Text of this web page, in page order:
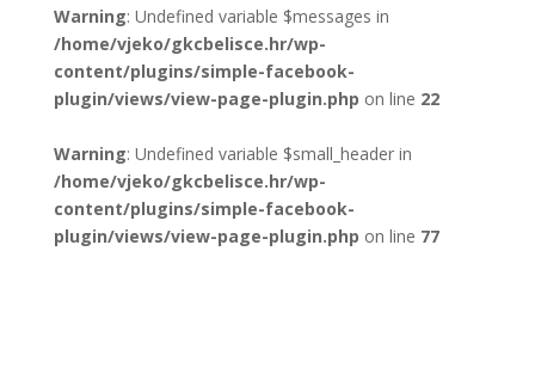
Warning: Undefined variable $messages in
/home/vjeko/gkcbelisce.hr/wp-
content/plugins/simple-facebook-
plugin/views/view-page-plugin.php on line 22
Warning: Undefined variable $small_header in
/home/vjeko/gkcbelisce.hr/wp-
content/plugins/simple-facebook-
plugin/views/view-page-plugin.php on line 77